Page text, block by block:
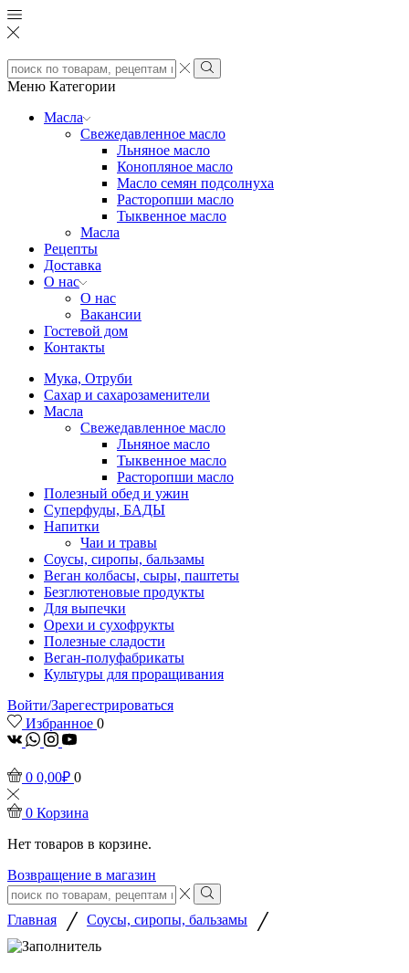
Search
input
Search
Меню Категории
Масла
Свежедавленное масло
Льняное масло
Конопляное масло
Масло семян подсолнуха
Расторопши масло
Тыквенное масло
Масла
Рецепты
Доставка
О нас
О нас
Вакансии
Гостевой дом
Контакты
Мука, Отруби
Сахар и сахарозаменители
Масла
Свежедавленное масло
Льняное масло
Тыквенное масло
Расторопши масло
Полезный обед и ужин
Суперфуды, БАДЫ
Напитки
Чаи и травы
Соусы, сиропы, бальзамы
Веган колбасы, сыры, паштеты
Безглютеновые продукты
Для выпечки
Орехи и сухофрукты
Полезные сладости
Веган-полуфабрикаты
Культуры для проращивания
Войти/Зарегестрироваться
Избранное 0
vk Whatsapp
Instagram
Youtube
0 0,00₽ 0
0 Корзина
Нет товаров в корзине.
Возвращение в магазин
Search
input
Search
Главная / Соусы, сиропы, бальзамы /